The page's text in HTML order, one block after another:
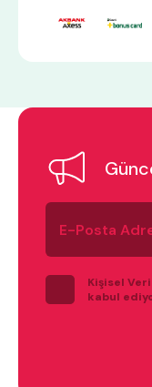
E-
Posta
Adresiniz
Kişisel
kabul